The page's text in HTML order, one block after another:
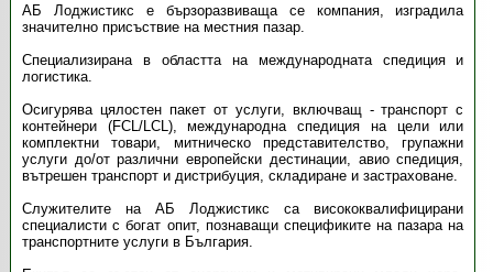
АБ Лоджистикс е бързоразвиваща се компания, изградила
значително присъствие на местния пазар.
Специализирана в областта на международната спедиция и
логистика.
Осигурява цялостен пакет от услуги, включващ - транспорт с
контейнери (FCL/LCL), международна спедиция на цели или
комплектни товари, митническо представителство, групажни
услуги до/от различни европейски дестинации, авио спедиция,
вътрешен транспорт и дистрибуция, складиране и застраховане.
Служителите на АБ Лоджистикс са висококвалифицирани
специалисти с богат опит, познаващи спецификите на пазара на
транспортните услуги в България.